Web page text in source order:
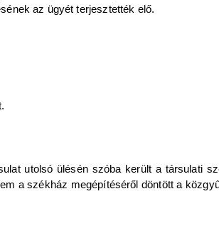
az ügyét terjesztették elő.
utolsó ülésén szóba került a társulati
a székház megépítéséről döntött a